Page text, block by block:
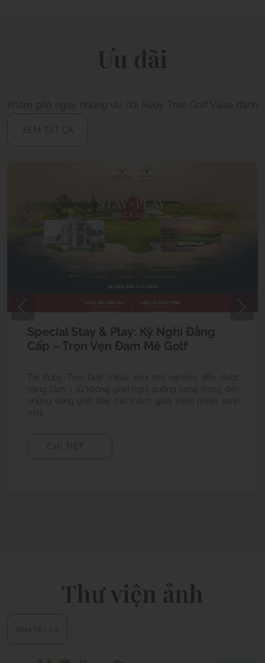
Ưu đãi
Khám phá ngay những ưu đãi Ruby Tree Golf Villas dành
XEM TẤT CẢ
Wedding Package - Nơi câu chuyện
tình yêu của bạn toả sáng
Ruby Tree Golf Villas tự hào là địa điểm lý tưởng để tổ
chức một tiệc cưới lãng mạn và sang trọng dành riêng
cho các cặp đôi
Thư viện ảnh
XEM TẤT CẢ